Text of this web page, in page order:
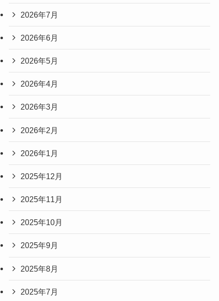
2026年7月
2026年6月
2026年5月
2026年4月
2026年3月
2026年2月
2026年1月
2025年12月
2025年11月
2025年10月
2025年9月
2025年8月
2025年7月